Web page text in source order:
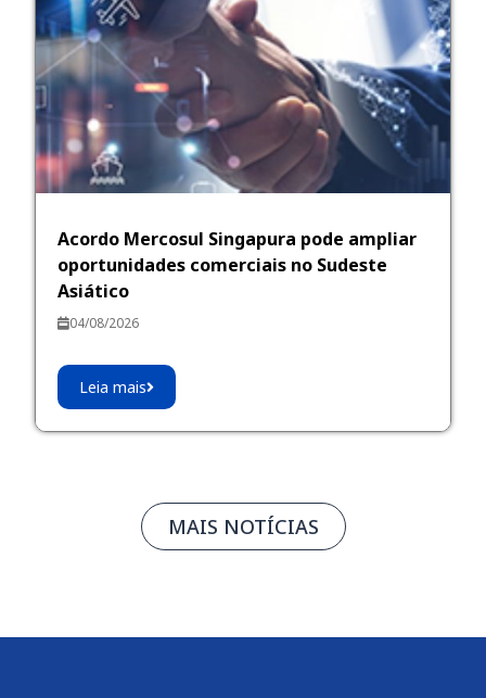
Acordo Mercosul Singapura pode ampliar
oportunidades comerciais no Sudeste
Asiático
04/08/2026
Leia mais
MAIS NOTÍCIAS